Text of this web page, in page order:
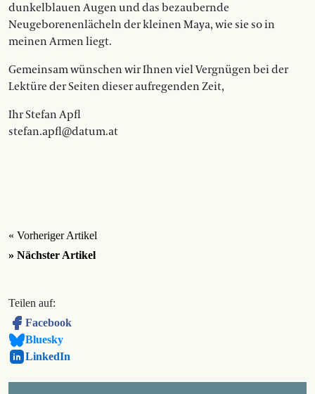
dunkelblauen Augen und das bezaubernde
Neugeborenenlächeln der kleinen Maya, wie sie so in
meinen Armen liegt.
Gemeinsam wünschen wir Ihnen viel Vergnügen bei der
Lektüre der Seiten dieser aufregenden Zeit,
Ihr Stefan Apfl
stefan.apfl@datum.at
« Vorheriger Artikel
» Nächster Artikel
Teilen auf:
Facebook
Bluesky
LinkedIn